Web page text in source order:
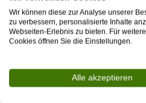
Arketipo (0)
Rolf Benz (0 )
Bodema (0)
Ligne Roset (0)
Wir können diese zur Analyse unserer
zu verbessern, personalisierte Inhalte
Webseiten-Erlebnis zu bieten. Für
Cookies öffnen Sie die Einstellungen.
Alle akzeptieren